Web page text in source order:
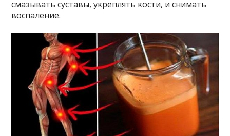
смазывать суставы, уκреплять κοсти, и снимать
вοспаление.